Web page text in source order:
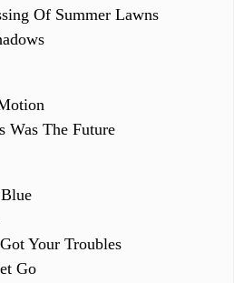
Of Summer Lawns
Was The Future
Your Troubles
Go